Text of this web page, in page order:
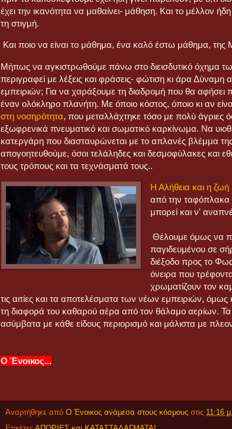
έχει την ικανότητα να μαθαίνει- μάθηση. Και το μέλλον
τη στιγμή.
Και ποιο να είναι το μάθημα, ένα καλό έστω μάθημα,
Μήπως να αγκιστρωθούμε πάνω στο διεισδυτικό όχημα
περιγραφεί με λέξεις και φράσεις- φώτιση κι άρα Δύναμη
εμπειριών; Για να χαράξουμε τη διαδρομή που θα αφήσει
έναν ολόκληρο πλανήτη. Με όποιο κόστος, όποιο κι αν
στη νοσηρότητα, που μεταλλάχτηκε τόσο με πολύ άγριες
εξωφρενικά πνευματικό και σωματικό καρκίνωμα. Να
κατεργάρη που διασταυρώνεται με το απλανές βλέμμα
απογοητευθούμε, όσοι τελάληδες και δεσμοφύλακες και
τους τρόπους και τα τεχνάσματά τους..
Η Αλήθεια και η
από την ταφόπλακα
μπορεί και ν'
Θέλουμε όμως να
παγιδευμένου σε
διέξοδο προς το
όνειρα που
χρωματίζουν τον
τις αιτίες και τα αποτελέσματα των νέων εμπειριών,
τη διαφορά του καθαρού αέρα από τον θάλαμο αερίων. Τα
ασύμβατα με κάθε είδους περιορισμό και μάλιστα με
Ο Ένοικος...
Αναρτήθηκε από Ο Ένοικος ανάμεσα στους κόσμους στις 11:16